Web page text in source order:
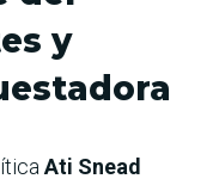
y
Ati Snead